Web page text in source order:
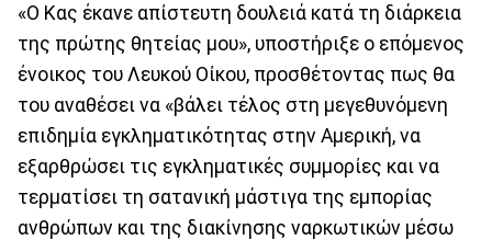
«Ο Κας έκανε απίστευτη δουλειά κατά τη διάρκεια
της πρώτης θητείας μου», υποστήριξε ο επόμενος
ένοικος του Λευκού Οίκου, προσθέτοντας πως θα
του αναθέσει να «βάλει τέλος στη μεγεθυνόμενη
επιδημία εγκληματικότητας στην Αμερική, να
εξαρθρώσει τις εγκληματικές συμμορίες και να
τερματίσει τη σατανική μάστιγα της εμπορίας
ανθρώπων και της διακίνησης ναρκωτικών μέσω